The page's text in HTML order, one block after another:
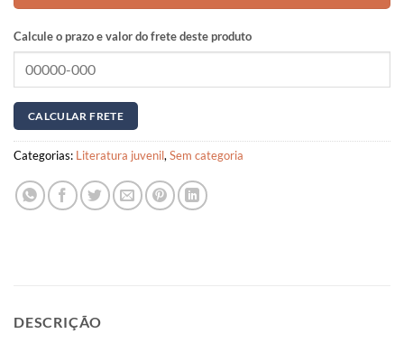
Calcule o prazo e valor do frete deste produto
Categorias: Literatura juvenil,Sem categoria
DESCRIÇÃO